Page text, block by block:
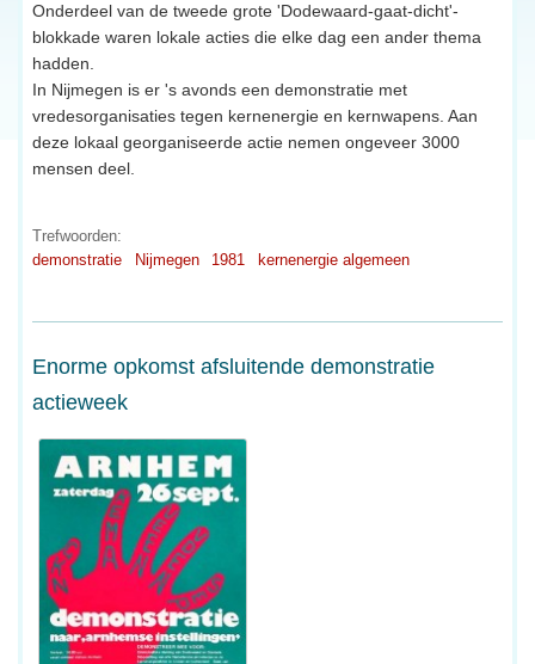
Onderdeel van de tweede grote 'Dodewaard-gaat-dicht'-
blokkade waren lokale acties die elke dag een ander thema
hadden.
In Nijmegen is er 's avonds een demonstratie met
vredesorganisaties tegen kernenergie en kernwapens. Aan
deze lokaal georganiseerde actie nemen ongeveer 3000
mensen deel.
Trefwoorden:
demonstratie
Nijmegen 1981 kernenergie algemeen
Enorme opkomst afsluitende demonstratie
actieweek